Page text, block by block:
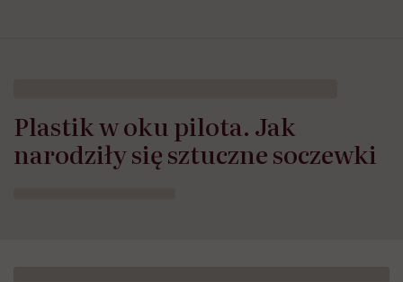
Plastik w oku pilota. Jak
narodziły się sztuczne soczewki